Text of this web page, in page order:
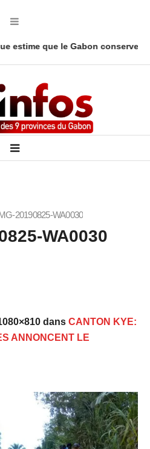
que le Gabon conserve des
20190825-WA0030
WA0030
dans CANTON KYE:
ANNONCENT LE